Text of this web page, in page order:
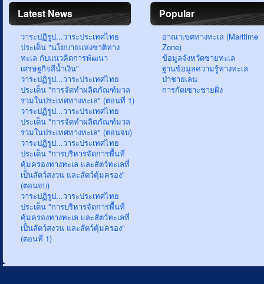
Latest News
วาระปฏิรูป...วาระประเทศไทย
ประเด็น "นโยบายแห่งชาติทาง
ทะเล กับแนวคิดการพัฒนา
เศรษฐกิจสีน้ำเงิน"
วาระปฏิรูป...วาระประเทศไทย
ประเด็น "การจัดทำผลิตภัณฑ์มวล
รวมในประเทศทางทะเล" (ตอนที่ 1)
วาระปฏิรูป...วาระประเทศไทย
ประเด็น "การจัดทำผลิตภัณฑ์มวล
รวมในประเทศทางทะเล" (ตอนจบ)
วาระปฏิรูป...วาระประเทศไทย
ประเด็น "การบริหารจัดการพื้นที่
คุ้มครองทางทะเล และสัตว์ทะเลที่
เป็นสัตว์สงวน และสัตว์คุ้มครอง"
(ตอนจบ)
วาระปฏิรูป...วาระประเทศไทย
ประเด็น "การบริหารจัดการพื้นที่
คุ้มครองทางทะเล และสัตว์ทะเลที่
เป็นสัตว์สงวน และสัตว์คุ้มครอง"
(ตอนที่ 1)
Popular
อาณาเขตทางทะเล (Maritime
Zone)
ข้อมูลจังหวัดชายทะเล
ฐานข้อมูลความรู้ทางทะเล
ป่าชายเลน
การกัดเซาะชายฝั่ง